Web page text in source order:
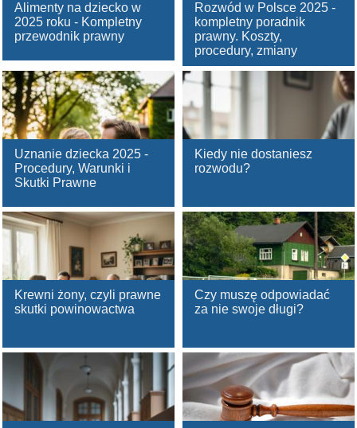
Alimenty na dziecko w
2025 roku - Kompletny
przewodnik prawny
Rozwód w Polsce 2025 -
kompletny poradnik
prawny. Koszty,
procedury, zmiany
Uznanie dziecka 2025 -
Procedury, Warunki i
Skutki Prawne
Kiedy nie dostaniesz
rozwodu?
Krewni żony, czyli prawne
skutki powinowactwa
Czy muszę odpowiadać
za nie swoje długi?